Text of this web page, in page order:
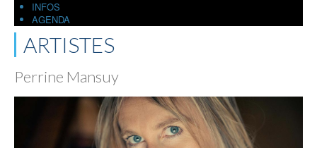
INFOS
AGENDA
ARTISTES
Perrine Mansuy